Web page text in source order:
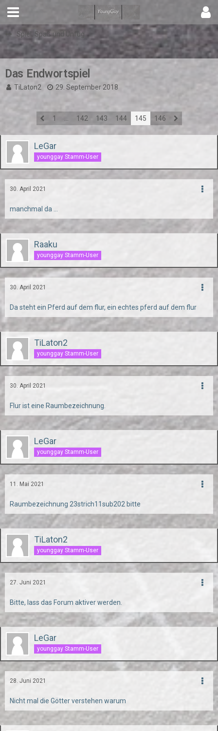
Spiel, Spaß und Unfug
Das Endwortspiel
TiLaton2 29. September 2018
1 142 143 144 145 146
LeGar
younggay Stamm-User
30. April 2021
manchmal da ...
Raaku
younggay Stamm-User
30. April 2021
Da steht ein Pferd auf dem flur, ein echtes pferd auf dem flur
TiLaton2
younggay Stamm-User
30. April 2021
Flur ist eine Raumbezeichnung.
LeGar
younggay Stamm-User
11. Mai 2021
Raumbezeichnung 23strich11sub202 bitte
TiLaton2
younggay Stamm-User
27. Juni 2021
Bitte, lass das Forum aktiver werden.
LeGar
younggay Stamm-User
28. Juni 2021
Nicht mal die Götter verstehen warum